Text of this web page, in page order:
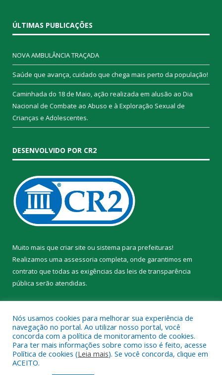
ÚLTIMAS PUBLICAÇÕES
NOVA AMBULÂNCIA TRAÇADA
Saúde que avança, cuidado que chega mais perto da população!
Caminhada do 18 de Maio, ação realizada em alusão ao Dia
Nacional de Combate ao Abuso e à Exploração Sexual de
Crianças e Adolescentes.
DESENVOLVIDO POR CR2
Muito mais que criar site ou sistema para prefeituras!
Realizamos uma assessoria completa, onde garantimos em
contrato que todas as exigências das leis de transparência
pública serão atendidas.
Todos os direitos reservados a Prefeitura Municipal de Trairão.
Nós usamos cookies para melhorar sua experiência de
navegação no portal. Ao utilizar nosso portal, você
concorda com a política de monitoramento de cookies.
Para ter mais informações sobre como isso é feito, acesse
Política de cookies (Leia mais). Se você concorda, clique em
ACEITO.